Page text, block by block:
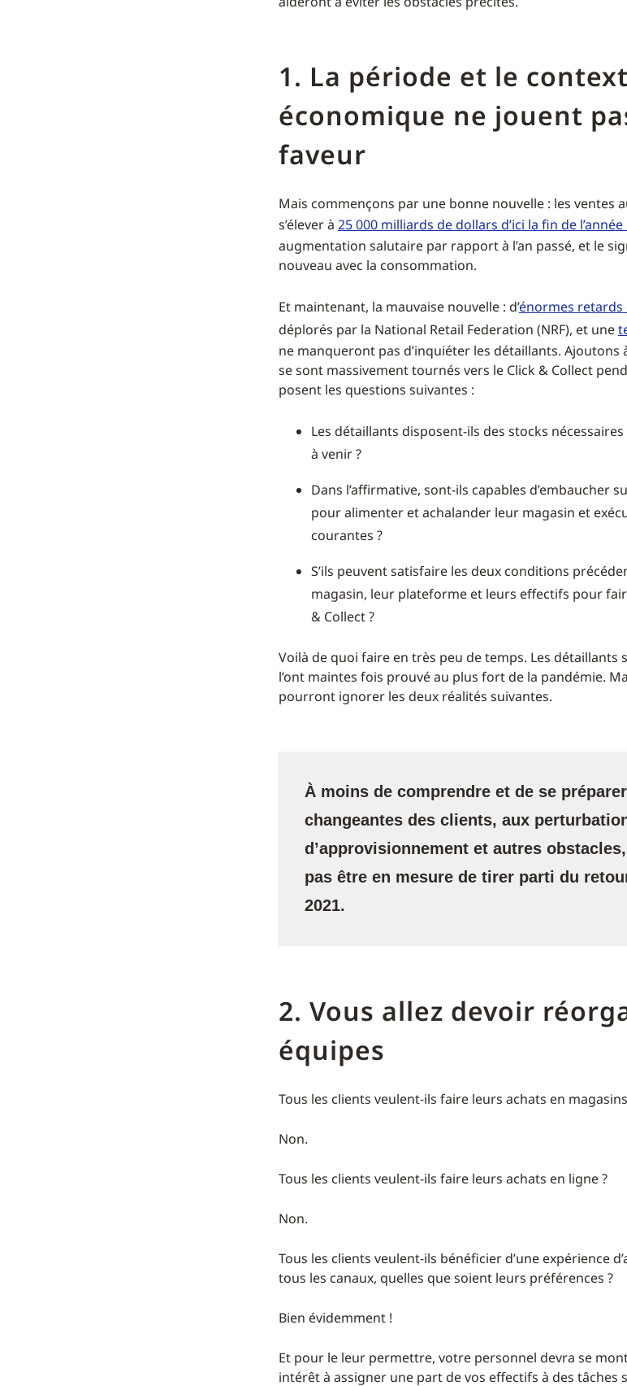
1. La période et le
économique ne jouent
faveur
Mais commençons par une bonne nouvelle : les ventes
s’élever à 25 000 milliards de dollars d’ici la fin de l’année
augmentation salutaire par rapport à l’an passé, et le
nouveau avec la consommation.
Et maintenant, la mauvaise nouvelle : d’énormes retards
déplorés par la National Retail Federation (NRF), et une
ne manqueront pas d’inquiéter les détaillants. Ajoutons
se sont massivement tournés vers le Click & Collect
posent les questions suivantes :
Les détaillants disposent-ils des stocks
à venir ?
Dans l’affirmative, sont-ils capables d’embaucher
pour alimenter et achalander leur magasin et
courantes ?
S’ils peuvent satisfaire les deux conditions
magasin, leur plateforme et leurs effectifs pour
& Collect ?
Voilà de quoi faire en très peu de temps. Les détaillants
l’ont maintes fois prouvé au plus fort de la pandémie.
pourront ignorer les deux réalités suivantes.
À moins de comprendre et de se
changeantes des clients, aux
d’approvisionnement et autres
pas être en mesure de tirer parti du
2021.
2. Vous allez devoir
équipes
Tous les clients veulent-ils faire leurs achats en
Non.
Tous les clients veulent-ils faire leurs achats en ligne ?
Non.
Tous les clients veulent-ils bénéficier d’une expérience
tous les canaux, quelles que soient leurs préférences ?
Bien évidemment !
Et pour le leur permettre, votre personnel devra se
intérêt à assigner une part de vos effectifs à des tâches